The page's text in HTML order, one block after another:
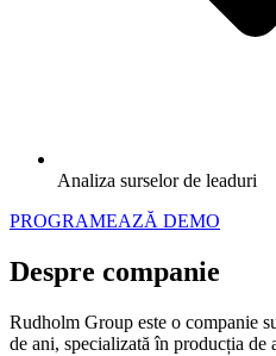
Analiza surselor de leaduri
PROGRAMEAZĂ DEMO
Despre companie
Rudholm Group este o companie
de ani, specializată în producția de